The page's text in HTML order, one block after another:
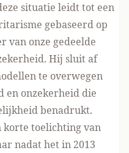
situatie leidt tot een
gebaseerd op
van onze gedeelde
Hij sluit af
te overwegen
en onzekerheid die
benadrukt.
korte toelichting van
nadat het in 2013